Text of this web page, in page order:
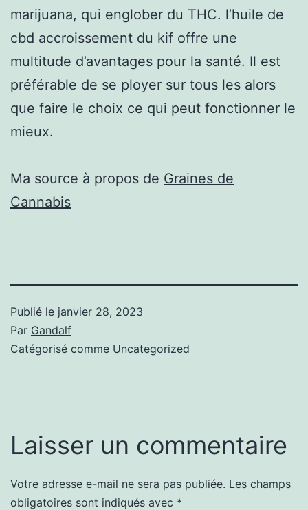
marijuana, qui englober du THC. l’huile de
cbd accroissement du kif offre une
multitude d’avantages pour la santé. Il est
préférable de se ployer sur tous les alors
que faire le choix ce qui peut fonctionner le
mieux.
Ma source à propos de Graines de
Cannabis
Publié le janvier 28, 2023
Par Gandalf
Catégorisé comme Uncategorized
Laisser un commentaire
Votre adresse e-mail ne sera pas publiée. Les champs
obligatoires sont indiqués avec *